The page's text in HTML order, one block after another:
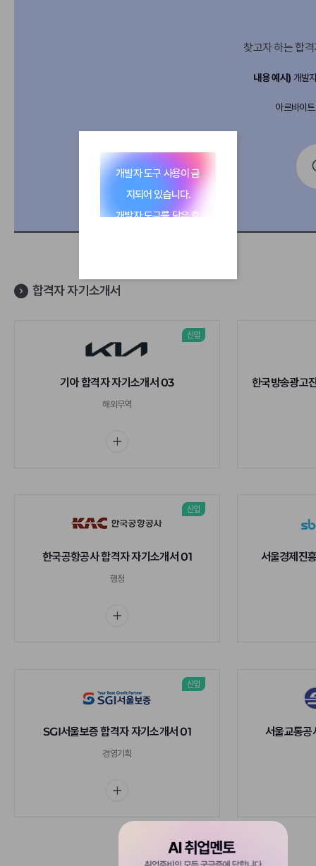
개발자 도구 사용이 금
지되어 있습니다.
개발자 도구를 닫은 후
찾고자 하는 합
내용 예시) 개발
아르바이
합격자 자기소개서
신입
기아 합격자 자기소개서 03
해외무역
신입
한국공항공사 합격자 자기소개서 01
행정
서울경제진
신입
SGI서울보증 합격자 자기소개서 01
경영기획
서울교통공